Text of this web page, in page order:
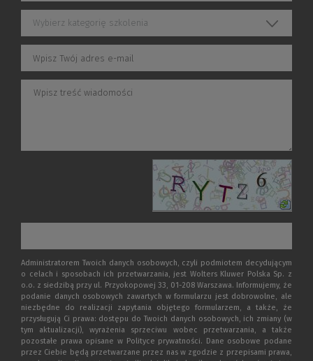
Wybierz kategorię szkolenia
Administratorem Twoich danych osobowych, czyli podmiotem decydującym
o celach i sposobach ich przetwarzania, jest Wolters Kluwer Polska Sp. z
o.o. z siedzibą przy ul. Przyokopowej 33, 01-208 Warszawa. Informujemy, że
podanie danych osobowych zawartych w formularzu jest dobrowolne, ale
niezbędne do realizacji zapytania objętego formularzem, a także, że
przysługują Ci prawa: dostępu do Twoich danych osobowych, ich zmiany (w
tym aktualizacji), wyrażenia sprzeciwu wobec przetwarzania, a także
pozostałe prawa opisane w Polityce prywatności. Dane osobowe podane
przez Ciebie będą przetwarzane przez nas w zgodzie z przepisami prawa,